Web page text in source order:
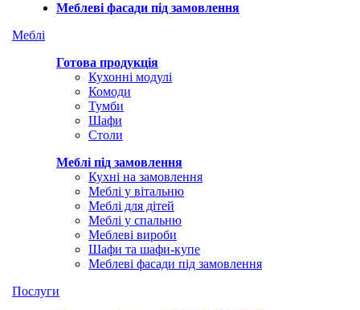
Меблеві фасади під замовлення
Меблі
Готова продукція
Кухонні модулі
Комоди
Тумби
Шафи
Столи
Меблі під замовлення
Кухні на замовлення
Меблі у вітальню
Меблі для дітей
Меблі у спальню
Меблеві вироби
Шафи та шафи-купе
Меблеві фасади під замовлення
Послуги